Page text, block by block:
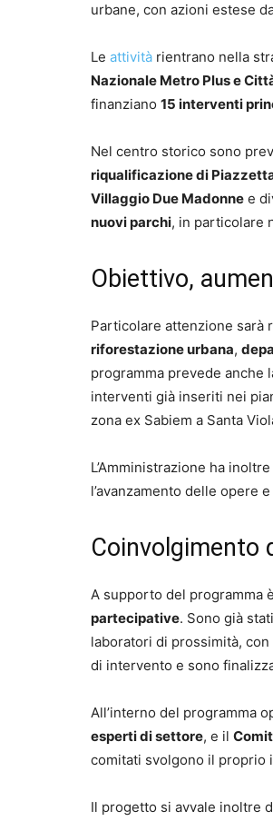
urbane, con azioni estese
Le attività rientrano nella
Nazionale Metro Plus e
finanziano 15 interventi
Nel centro storico sono
riqualificazione di
Villaggio Due Madonne e
nuovi parchi, in particolare
Obiettivo,
Particolare attenzione sarà
riforestazione urbana,
programma prevede anche
interventi già inseriti nei
zona ex Sabiem a Santa
L’Amministrazione ha
l’avanzamento delle opere
Coinvolgimento
A supporto del programma
partecipative. Sono già
laboratori di prossimità,
di intervento e sono
All’interno del programma
esperti di settore, e il
comitati svolgono il proprio
Il progetto si avvale inoltre